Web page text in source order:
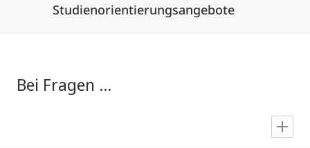
Studienorientierungsangebote
Bei Fragen ...